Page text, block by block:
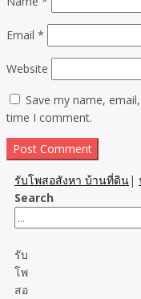
Email *
Website
Save my name,
time I comment.
รับโพสอสังหา บ้านที่ดิน|
Search
รับ
โพ
สอ